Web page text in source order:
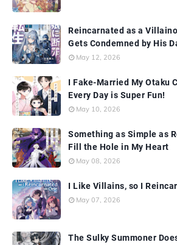
Reincarnated as a
Gets Condemned by His
May 12, 2026
I Fake-Married My Otaku
Every Day is Super Fun!
May 10, 2026
Something as Simple as
Fill the Hole in My Heart
May 08, 2026
I Like Villains, so I
May 07, 2026
The Sulky Summoner